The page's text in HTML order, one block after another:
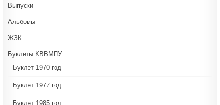
Выпуски
Альбомы
ЖЗК
Буклеты КВВМПУ
Буклет 1970 год
Буклет 1977 год
Буклет 1985 год